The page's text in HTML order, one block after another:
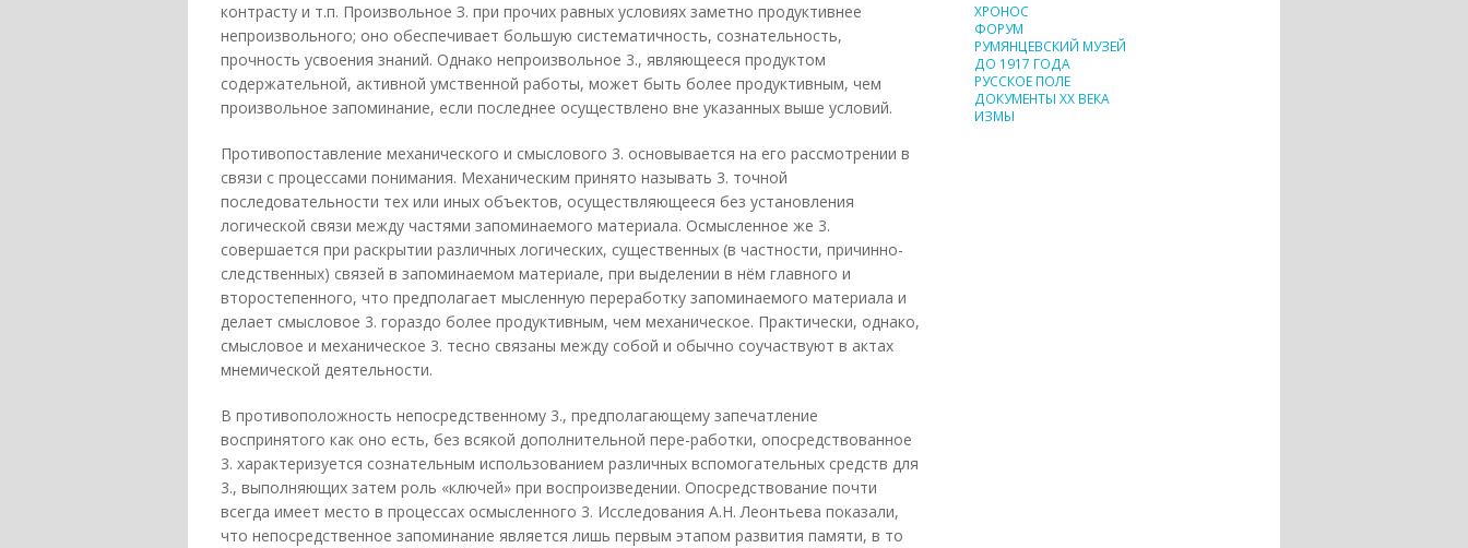
контрасту и т.п. Произвольное З. при прочих равных условиях заметно продуктивнее
непроизвольного; оно обеспечивает большую систематичность, сознательность,
прочность усвоения знаний. Однако непроизвольное 3., являющееся продуктом
содержательной, активной умственной работы, может быть более продуктивным, чем
произвольное запоминание, если последнее осуществлено вне указанных выше условий.
Противопоставление механического и смыслового 3. основывается на его рассмотрении в
связи с процессами понимания. Механическим принято называть 3. точной
последовательности тех или иных объектов, осуществляющееся без установления
логической связи между частями запоминаемого материала. Осмысленное же 3.
совершается при раскрытии различных логических, существенных (в частности, причинно-
следственных) связей в запоминаемом материале, при выделении в нём главного и
второстепенного, что предполагает мысленную переработку запоминаемого материала и
делает смысловое 3. гораздо более продуктивным, чем механическое. Практически, однако,
смысловое и механическое 3. тесно связаны между собой и обычно соучаствуют в актах
мнемической деятельности.
В противоположность непосредственному 3., предполагающему запечатление
воспринятого как оно есть, без всякой дополнительной пере-работки, опосредствованное
3. характеризуется сознательным использованием различных вспомогательных средств для
3., выполняющих затем роль «ключей» при воспроизведении. Опосредствование почти
всегда имеет место в процессах осмысленного 3. Исследования А.Н. Леонтьева показали,
что непосредственное запоминание является лишь первым этапом развития памяти, в то
ХРОНОС
ФОРУМ
РУМЯНЦЕВСКИЙ МУЗЕЙ
ДО 1917 ГОДА
РУССКОЕ ПОЛЕ
ДОКУМЕНТЫ XX ВЕКА
ИЗМЫ